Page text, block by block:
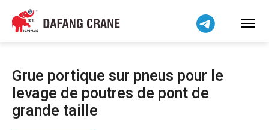
Grue portique sur pneus pour le
levage de poutres de pont de
grande taille
Bahasa Indonesia
Bahasa Melayu
বাংলা
فارسی
Pilipino